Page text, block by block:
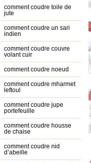
comment coudre toile de
jute
comment coudre un sari
indien
comment coudre couvre
volant cuir
comment coudre noeud
comment coudre mharmet
leftoul
comment coudre jupe
portefeuille
comment coudre housse
de chaise
comment coudre nid
d’abeille